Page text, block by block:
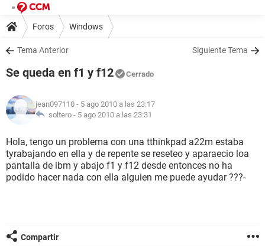
Foros Windows
Tema Anterior Siguiente Tema
Se queda en f1 y f12 Cerrado
jean097110 - 5 ago 2010 a las 23:17
soltero - 5 ago 2010 a las 23:31
Hola, tengo un problema con una tthinkpad a22m estaba
tyrabajando en ella y de repente se reseteo y aparaecio loa
pantalla de ibm y abajo f1 y f12 desde entonces no ha
podido hacer nada con ella alguien me puede ayudar ???-
Compartir